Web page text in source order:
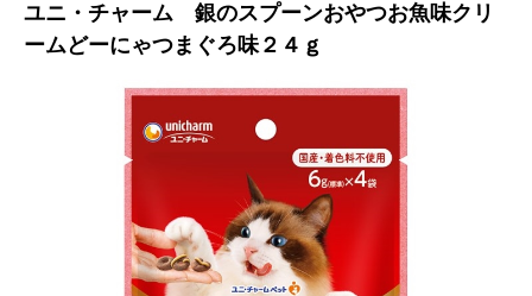
ユニ・チャーム 銀のスプーンおやつお魚味クリ
ームどーにゃつまぐろ味２４ｇ